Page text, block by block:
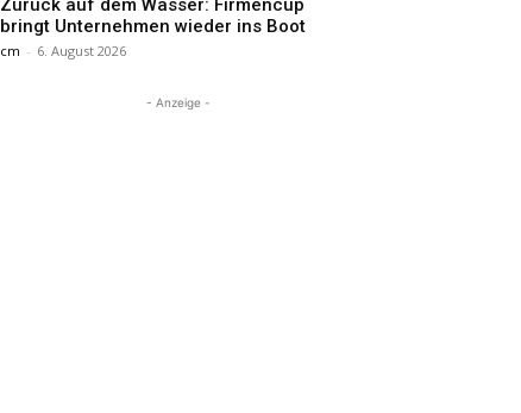
Zurück auf dem Wasser: Firmencup
bringt Unternehmen wieder ins Boot
cm - 6. August 2026
- Anzeige -